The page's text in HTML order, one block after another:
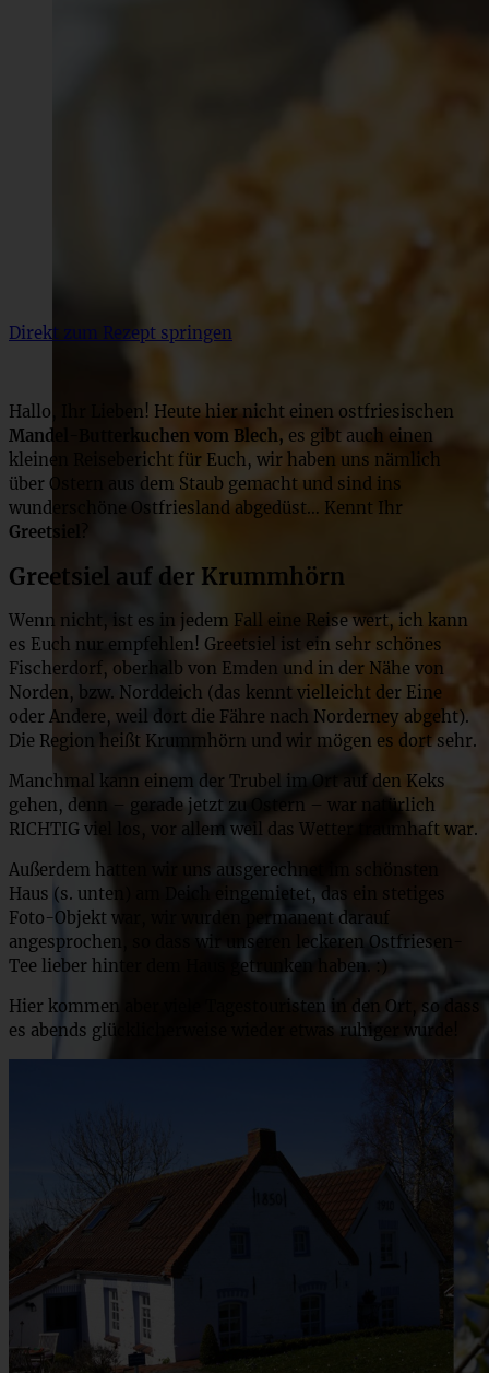
Direkt zum Rezept springen
Hallo, Ihr Lieben! Heute hier nicht einen ostfriesischen
Mandel-Butterkuchen vom Blech, es gibt auch einen
kleinen Reisebericht für Euch, wir haben uns nämlich
über Ostern aus dem Staub gemacht und sind ins
wunderschöne Ostfriesland abgedüst… Kennt Ihr
Greetsiel
?
Greetsiel auf der Krummhörn
Wenn nicht, ist es in jedem Fall eine Reise wert, ich kann
es Euch nur empfehlen! Greetsiel ist ein sehr schönes
Fischerdorf, oberhalb von Emden und in der Nähe von
Norden, bzw. Norddeich (das kennt vielleicht der Eine
oder Andere, weil dort die Fähre nach Norderney abgeht).
Die Region heißt Krummhörn und wir mögen es dort sehr.
Manchmal kann einem der Trubel im Ort auf den Keks
gehen, denn – gerade jetzt zu Ostern – war natürlich
RICHTIG viel los, vor allem weil das Wetter traumhaft war.
Außerdem hatten wir uns ausgerechnet im schönsten
Haus (s. unten) am Deich eingemietet, das ein stetiges
Foto-Objekt war, wir wurden permanent darauf
angesprochen, so dass wir unseren leckeren Ostfriesen-
Tee lieber hinter dem Haus getrunken haben. :)
Hier kommen aber viele Tagestouristen in den Ort, so dass
es abends glücklicherweise wieder etwas ruhiger wurde!